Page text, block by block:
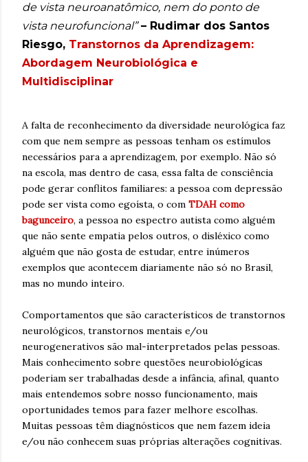
de vista neuroanatômico, nem do ponto de
vista neurofuncional”– Rudimar dos Santos
Riesgo, Transtornos da Aprendizagem:
Abordagem Neurobiológica e
Multidisciplinar
A falta de reconhecimento da diversidade neurológica faz
com que nem sempre as pessoas tenham os estímulos
necessários para a aprendizagem, por exemplo. Não só
na escola, mas dentro de casa, essa falta de consciência
pode gerar conflitos familiares: a pessoa com depressão
pode ser vista como egoísta, o com TDAH como
bagunceiro, a pessoa no espectro autista como alguém
que não sente empatia pelos outros, o disléxico como
alguém que não gosta de estudar, entre inúmeros
exemplos que acontecem diariamente não só no Brasil,
mas no mundo inteiro.
Comportamentos que são característicos de transtornos
neurológicos, transtornos mentais e/ou
neurogenerativos são mal-interpretados pelas pessoas.
Mais conhecimento sobre questões neurobiológicas
poderiam ser trabalhadas desde a infância, afinal, quanto
mais entendemos sobre nosso funcionamento, mais
oportunidades temos para fazer melhore escolhas.
Muitas pessoas têm diagnósticos que nem fazem ideia
e/ou não conhecem suas próprias alterações cognitivas.